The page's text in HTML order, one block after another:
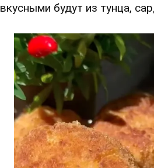
вкусными будут из тунца,